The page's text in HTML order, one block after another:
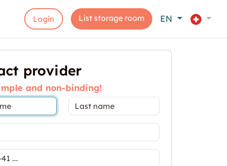
Login List storage room EN
provider
and non-binding!